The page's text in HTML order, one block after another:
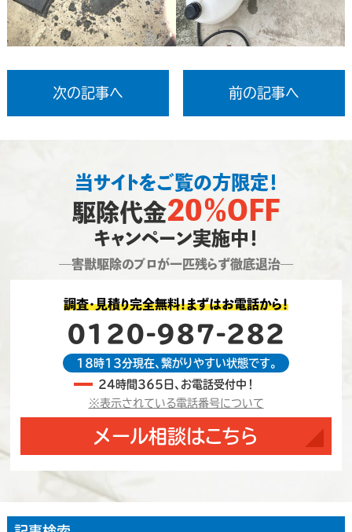
次の記事へ 前の記事へ
当サイトをご覧の方限定！
駆除代金20％OFF
キャンペーン実施中！
―害獣駆除のプロが一匹残らず徹底退治―
調査・見積り完全無料！まずはお電話から！
0120-987-282
18時13分現在、繋がりやすい状態です。
24時間365日、お電話受付中！
※表示されている電話番号について
メール相談はこちら